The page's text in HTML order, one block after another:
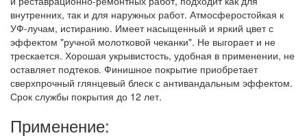
внутренних, так и для наружных работ. Атмосферостойкая к
УФ-лучам, истиранию. Имеет насыщенный и яркий цвет с
эффектом "ручной молотковой чеканки". Не выгорает и не
трескается. Хорошая укрывистость, удобная в применении, не
оставляет подтеков. Финишное покрытие приобретает
сверхпрочный глянцевый блеск с антивандальным эффектом.
Срок службы покрытия до 12 лет.
Применение: